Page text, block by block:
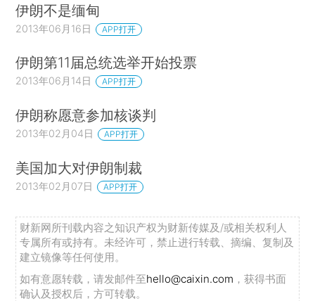
伊朗不是缅甸
2013年06月16日 APP打开
伊朗第11届总统选举开始投票
2013年06月14日 APP打开
伊朗称愿意参加核谈判
2013年02月04日 APP打开
美国加大对伊朗制裁
2013年02月07日 APP打开
财新网所刊载内容之知识产权为财新传媒及/或相关权利人
专属所有或持有。未经许可，禁止进行转载、摘编、复制及
建立镜像等任何使用。
如有意愿转载，请发邮件至hello@caixin.com ，获得书面
确认及授权后，方可转载。